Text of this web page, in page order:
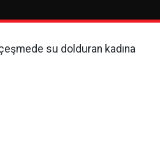
su dolduran kadına